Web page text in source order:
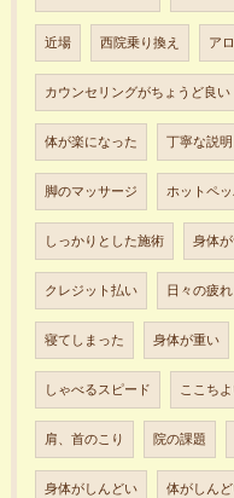
近場 西院乗り換え ア
カウンセリングがちょうど良い
体が楽になった 丁寧な説明
脚のマッサージ ホットペ
しっかりとした施術 身体
クレジット払い 日々の疲れ
寝てしまった 身体が重い
しゃべるスピード ここち
肩、首のこり 院の課題
身体がしんどい 体がしん